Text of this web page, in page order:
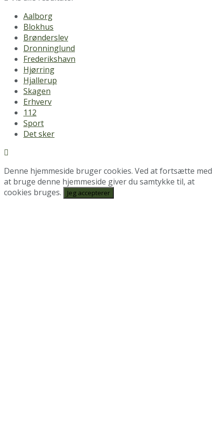
Aalborg
Blokhus
Brønderslev
Dronninglund
Frederikshavn
Hjørring
Hjallerup
Skagen
Erhverv
112
Sport
Det sker
Denne hjemmeside bruger cookies. Ved at fortsætte med
at bruge denne hjemmeside giver du samtykke til, at
cookies bruges.
Jeg accepterer